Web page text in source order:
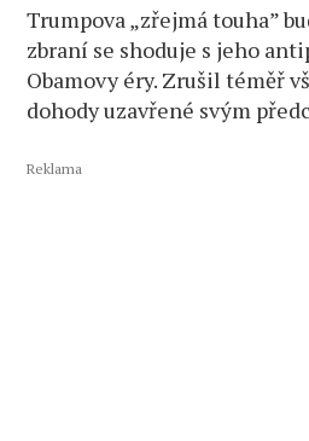
Trumpova „zřejmá touha”
zbraní se shoduje s jeho
Obamovy éry. Zrušil téměř
dohody uzavřené svým
Reklama